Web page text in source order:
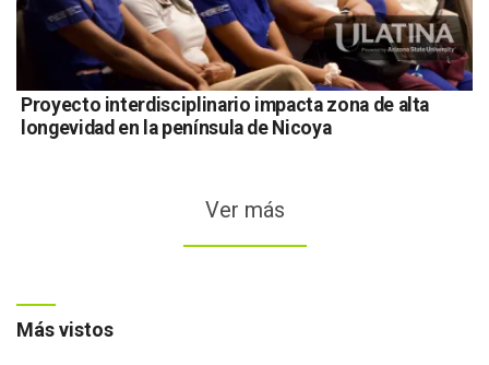
Proyecto interdisciplinario impacta zona de alta
longevidad en la península de Nicoya
Ver más
Más vistos